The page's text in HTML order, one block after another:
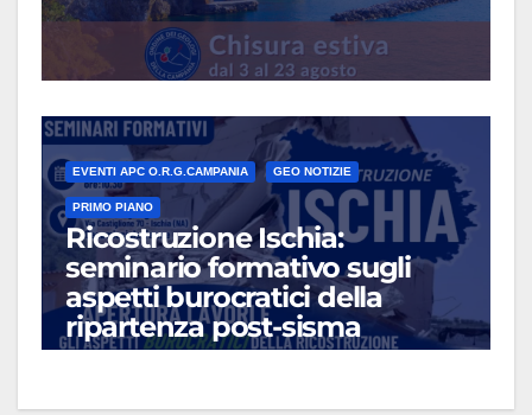
EVENTI APC O.R.G.CAMPANIA GEO NOTIZIE
PRIMO PIANO
Ricostruzione Ischia:
seminario formativo sugli
aspetti burocratici della
ripartenza post-sisma